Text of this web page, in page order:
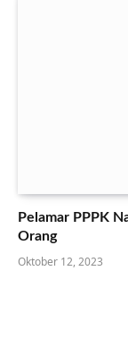
Pelamar PPPK
Orang
Oktober 12, 2023